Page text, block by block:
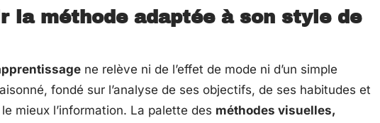
la méthode adaptée à son style de
ne relève ni de l’effet de mode ni d’un simple
fondé sur l’analyse de ses objectifs, de ses habitudes et
mieux l’information. La palette des méthodes visuelles,